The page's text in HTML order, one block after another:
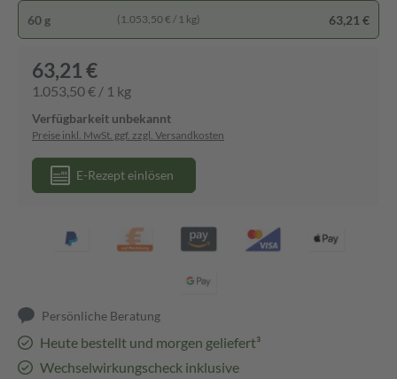
60 g (1.053,50 € / 1 kg) 63,21 €
63,21 €
1.053,50 € / 1 kg
Verfügbarkeit unbekannt
Preise inkl. MwSt. ggf. zzgl. Versandkosten
E-Rezept einlösen
Persönliche Beratung
Heute bestellt und morgen geliefert³
Wechselwirkungscheck inklusive